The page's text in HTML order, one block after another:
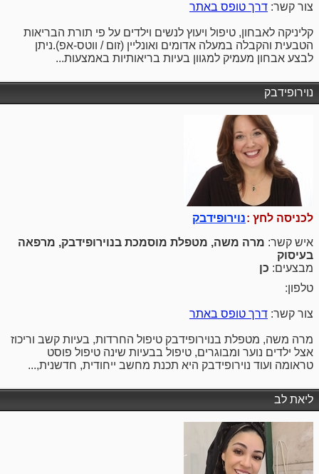
צור קשר: דרך טופס באתר
קליניקה לאבחון, טיפול ויעוץ לנשים וילדים על פי תורת הבריאות
הטבעית והקבלה במעלה אדומים ואונליין (זום / ווטס-אפ).ניתן
לבצע אבחון מעמיק למגוון בעיות בריאותיות באמצעות...
נוירופידבק
לכניסה לחץ :נוירופידבק
איש קשר: מרה משה, מטפלת מוסמכת בנוירופידבק, מרפאה
בעיסוק
מבצעים: כן
טלפון:
צור קשר: דרך טופס באתר
מרה משה, מטפלת בנוירופידבק טיפול החרדות, בעיות קשב וריכוז
אצל ילדים נוער ומבוגרים, טיפול בבעיות שינה טיפול פוסט
טראומה ועוד נוירופידבק היא תכנת מחשב ייחודית, חדשנית,...
ליאת לב